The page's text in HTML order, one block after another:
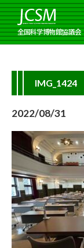
全国科学博物館協議会
IMG_1424
2022/08/31